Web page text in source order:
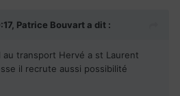
Patrice Bouvart a dit :
transport Hervé a st Laurent
il recrute aussi possibilité